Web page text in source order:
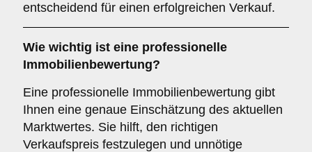
entscheidend für einen erfolgreichen Verkauf.
Wie wichtig ist eine professionelle
Immobilienbewertung?
Eine professionelle Immobilienbewertung gibt
Ihnen eine genaue Einschätzung des aktuellen
Marktwertes. Sie hilft, den richtigen
Verkaufspreis festzulegen und unnötige